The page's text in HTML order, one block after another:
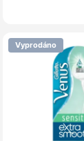
Vyprodáno